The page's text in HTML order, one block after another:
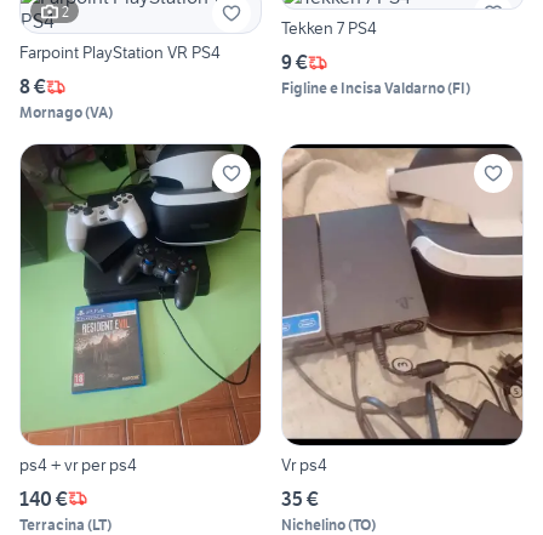
2
Farpoint PlayStation VR PS4
8 €
Mornago(VA)
Tekken 7 PS4
9 €
Figline e Incisa Valdarno(FI)
ps4 + vr per ps4
140 €
Terracina (LT)
Vr ps4
35 €
Nichelino(TO)